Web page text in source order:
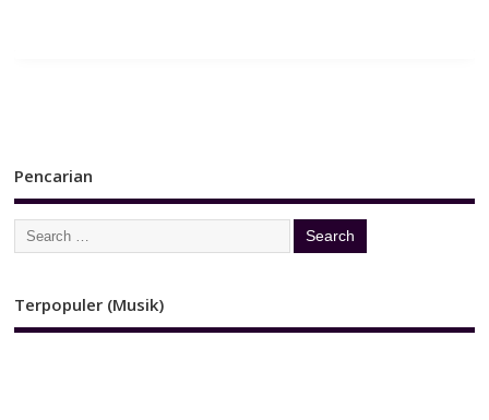
Pencarian
Terpopuler (Musik)